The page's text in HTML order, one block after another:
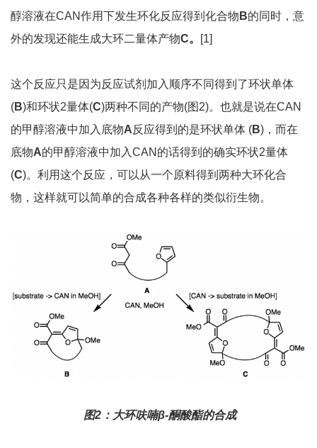
醇溶液在CAN作用下发生环化反应得到化合物 B的同时，意
外的发现还能生成大环二量体产物C。 [1]
这个反应只是因为反应试剂加入顺序不同得到了环状单体
(B)和环状2量体(C)两种不同的产物(图2)。也就是说在CAN
的甲醇溶液中加入底物A反应得到的是环状单体 (B)，而在
底物A的甲醇溶液中加入CAN的话得到的确实环状2量体
(C)。利用这个反应，可以从一个原料得到两种大环化合
物，这样就可以简单的合成各种各样的类似衍生物。
图2：大环呋喃β-酮酸酯的合成